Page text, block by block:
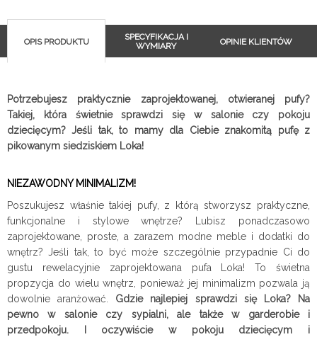
OPIS PRODUKTU
SPECYFIKACJA I
WYMIARY
OPINIE KLIENTÓW
Potrzebujesz praktycznie zaprojektowanej, otwieranej pufy?
Takiej, która świetnie sprawdzi się w salonie czy pokoju
dziecięcym? Jeśli tak, to mamy dla Ciebie znakomitą pufę z
pikowanym siedziskiem Loka!
NIEZAWODNY MINIMALIZM!
Poszukujesz właśnie takiej pufy, z którą stworzysz praktyczne,
funkcjonalne i stylowe wnętrze? Lubisz ponadczasowo
zaprojektowane, proste, a zarazem modne meble i dodatki do
wnętrz? Jeśli tak, to być może szczególnie przypadnie Ci do
gustu rewelacyjnie zaprojektowana pufa Loka! To świetna
propzycja do wielu wnętrz, ponieważ jej minimalizm pozwala ją
dowolnie aranżować. Gdzie najlepiej sprawdzi się Loka? Na
pewno w salonie czy sypialni, ale także w garderobie i
przedpokoju. I oczywiście w pokoju dziecięcym i